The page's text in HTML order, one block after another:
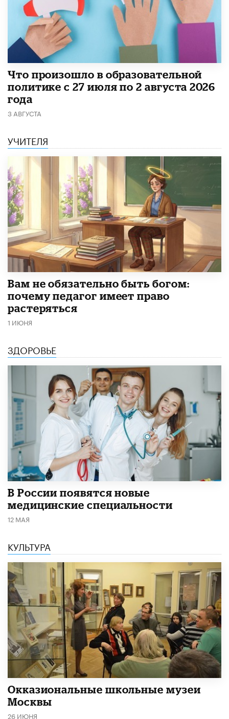
​Что произошло в образовательной
политике с 27 июля по 2 августа 2026
года
3 АВГУСТА
УЧИТЕЛЯ
​Вам не обязательно быть богом:
почему педагог имеет право
растеряться
1 ИЮНЯ
ЗДОРОВЬЕ
В России появятся новые
медицинские специальности
12 МАЯ
КУЛЬТУРА
​Окказиональные школьные музеи
Москвы
26 ИЮНЯ